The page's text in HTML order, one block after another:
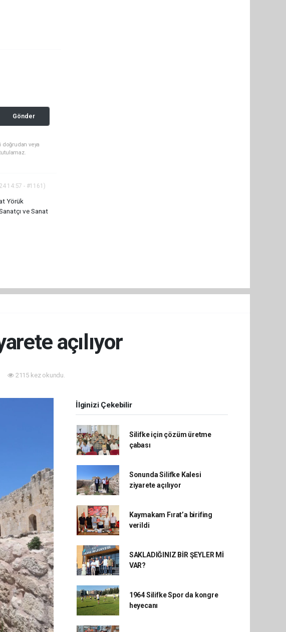
Gönder
doğrudan veya
14:57 - #1161)
Yörük
ve Sanat
açılıyor
2115 kez okundu.
İlginizi Çekebilir
Silifke için çözüm üretme
çabası
Sonunda Silifke Kalesi
ziyarete açılıyor
Kaymakam Fırat’a birifing
verildi
SAKLADIĞINIZ BİR ŞEYLER Mİ
VAR?
1964 Silifke Spor da kongre
heyecanı